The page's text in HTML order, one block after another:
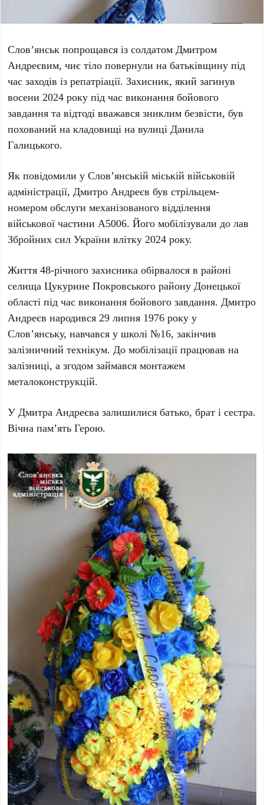
Слов’янськ попрощався із солдатом Дмитром
Андреєвим, чиє тіло повернули на батьківщину під
час заходів із репатріації. Захисник, який загинув
восени 2024 року під час виконання бойового
завдання та відтоді вважався зниклим безвісти, був
похований на кладовищі на вулиці Данила
Галицького.
Як повідомили уСлов’янській міській військовій
адміністрації, Дмитро Андреєв був стрільцем-
номером обслуги механізованого відділення
військової частини А5006. Його мобілізували до лав
Збройних сил України влітку 2024 року.
Життя48-річного захисника обірвалося в районі
селищаЦукурине Покровського району Донецької
області під час виконання бойового завдання. Дмитро
Андреєв народився 29 липня 1976 року у
Слов’янську, навчався у школі№16, закінчив
залізничний технікум. До мобілізації працював на
залізниці, а згодом займався монтажем
металоконструкцій.
У Дмитра Андреєва залишилися батько, брат і сестра.
Вічна пам’ять Герою.